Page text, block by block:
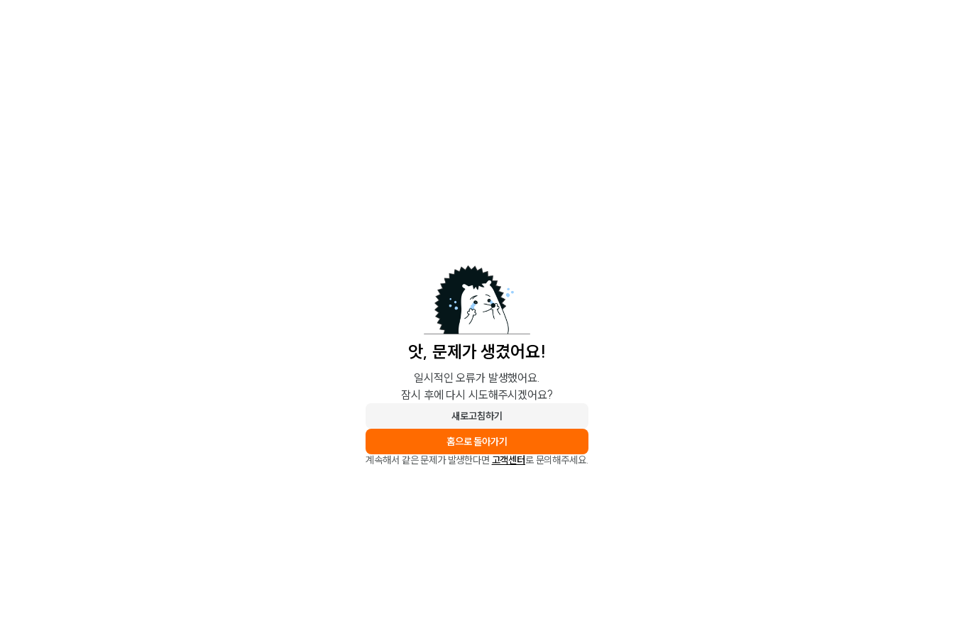
앗, 문제가 생겼어요!
일시적인 오류가 발생했어요.
잠시 후에 다시 시도해주시겠어요?
새로고침하기
홈으로 돌아가기
계속해서 같은 문제가 발생한다면 고객센터로 문의해주세요.